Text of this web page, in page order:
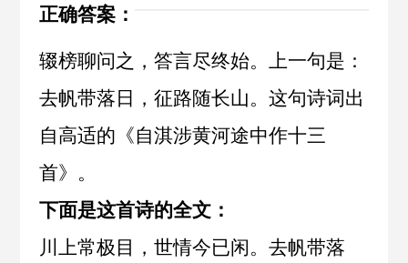
正确答案：
辍榜聊问之，答言尽终始。上一句是：
去帆带落日，征路随长山。这句诗词出
自高适的《自淇涉黄河途中作十三
首》。
下面是这首诗的全文：
川上常极目，世情今已闲。去帆带落